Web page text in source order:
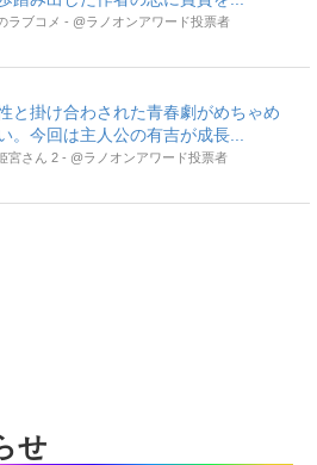
ラブコメ - @ラノオンアワード投票者
と掛け合わされた青春劇がめちゃめ
。今回は主人公の有吉が成長...
宮さん 2 - @ラノオンアワード投票者
せ